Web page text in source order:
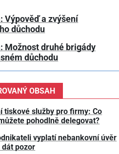
Výpověď a zvýšení
důchodu
Možnost druhé brigády
důchodu
OBSAH
tiskové služby pro firmy: Co
pohodlně delegovat?
vyplatí nebankovní úvěr
dát pozor